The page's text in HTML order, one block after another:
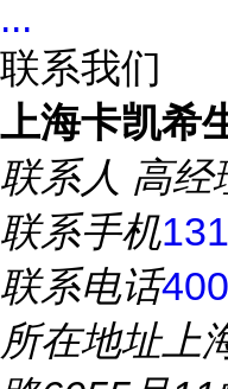
...
联系我们
上海卡凯希
联系人 高经
联系手机
联系电话
所在地址上